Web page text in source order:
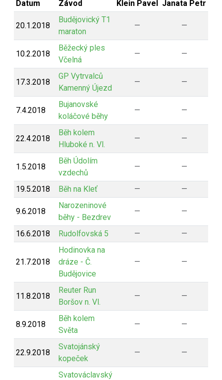
Datum Závod Klein Pavel Janata Petr
20.1.2018
Budějovický T1
maraton
— —
10.2.2018
Běžecký ples
Včelná
— —
17.3.2018
GP Vytrvalců
Kamenný Újezd
— —
7.4.2018
Bujanovské
koláčové běhy
— —
22.4.2018
Běh kolem
Hluboké n. Vl.
— —
1.5.2018
Běh Údolím
vzdechů
— —
19.5.2018 Běh na Kleť — —
9.6.2018
Narozeninové
běhy - Bezdrev
— —
16.6.2018 Rudolfovská 5 — —
21.7.2018
Hodinovka na
dráze - Č.
Budějovice
— —
11.8.2018
Reuter Run
Boršov n. Vl.
— —
8.9.2018
Běh kolem
Světa
— —
22.9.2018
Svatojánský
kopeček
— —
Svatováclavský